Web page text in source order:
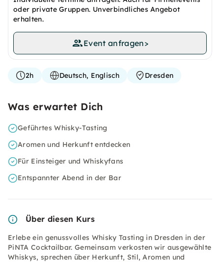
oder private Gruppen. Unverbindliches Angebot
erhalten.
Event anfragen>
2h Deutsch, Englisch Dresden
Was erwartet Dich
Geführtes Whisky-Tasting
Aromen und Herkunft entdecken
Für Einsteiger und Whiskyfans
Entspannter Abend in der Bar
Über diesen Kurs
Erlebe ein genussvolles Whisky Tasting in Dresden in der
PiNTA Cocktailbar. Gemeinsam verkosten wir ausgewählte
Whiskys, sprechen über Herkunft, Stil, Aromen und